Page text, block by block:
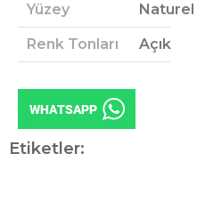
Yüzey Naturel
Renk Tonları Açık
Etiketler: